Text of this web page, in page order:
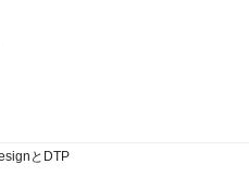
とDTP